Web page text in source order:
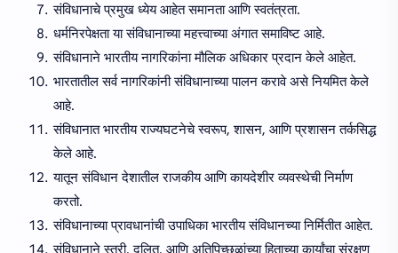
संविधानाचे प्रमुख ध्येय आहेत समानता आणि स्वतंत्रता.
धर्मनिरपेक्षता या संविधानाच्या महत्त्वाच्या अंगात समाविष्ट आहे.
संविधानाने भारतीय नागरिकांना मौलिक अधिकार प्रदान केले आहेत.
भारतातील सर्व नागरिकांनी संविधानाच्या पालन करावे असे नियमित केले
आहे.
संविधानात भारतीय राज्यघटनेचे स्वरूप, शासन, आणि प्रशासन तर्कसिद्ध
केले आहे.
यातून संविधान देशातील राजकीय आणि कायदेशीर व्यवस्थेची निर्माण
करतो.
संविधानाच्या प्रावधानांची उपाधिका भारतीय संविधानच्या निर्मितीत आहेत.
संविधानाने स्त्री, दलित, आणि अतिपिच्छळांच्या हिताच्या कार्यांचा संरक्षण